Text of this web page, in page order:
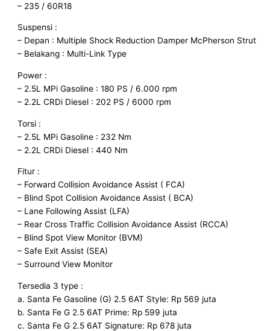
– 235 / 60R18
Suspensi :
– Depan : Multiple Shock Reduction Damper McPherson Strut
– Belakang : Multi-Link Type
Power :
– 2.5L MPi Gasoline : 180 PS / 6.000 rpm
– 2.2L CRDi Diesel : 202 PS / 6000 rpm
Torsi :
– 2.5L MPi Gasoline : 232 Nm
– 2.2L CRDi Diesel : 440 Nm
Fitur :
– Forward Collision Avoidance Assist ( FCA)
– Blind Spot Collision Avoidance Assist ( BCA)
– Lane Following Assist (LFA)
– Rear Cross Traffic Collision Avoidance Assist (RCCA)
– Blind Spot View Monitor (BVM)
– Safe Exit Assist (SEA)
– Surround View Monitor
Tersedia 3 type :
a. Santa Fe Gasoline (G) 2.5 6AT Style: Rp 569 juta
b. Santa Fe G 2.5 6AT Prime: Rp 599 juta
c. Santa Fe G 2.5 6AT Signature: Rp 678 juta